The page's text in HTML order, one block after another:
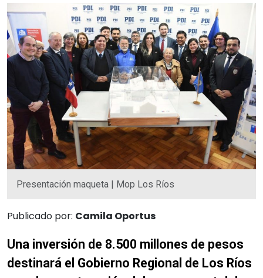
Presentación maqueta | Mop Los Ríos
Publicado por: Camila Oportus
Una inversión de 8.500 millones de pesos
destinará el Gobierno Regional de Los Ríos